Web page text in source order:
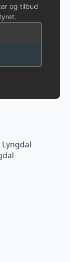
og tilbud